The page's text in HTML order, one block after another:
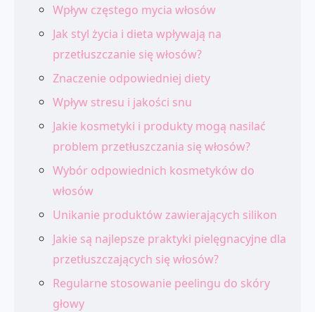
Wpływ częstego mycia włosów
Jak styl życia i dieta wpływają na
przetłuszczanie się włosów?
Znaczenie odpowiedniej diety
Wpływ stresu i jakości snu
Jakie kosmetyki i produkty mogą nasilać
problem przetłuszczania się włosów?
Wybór odpowiednich kosmetyków do
włosów
Unikanie produktów zawierających silikon
Jakie są najlepsze praktyki pielęgnacyjne dla
przetłuszczających się włosów?
Regularne stosowanie peelingu do skóry
głowy